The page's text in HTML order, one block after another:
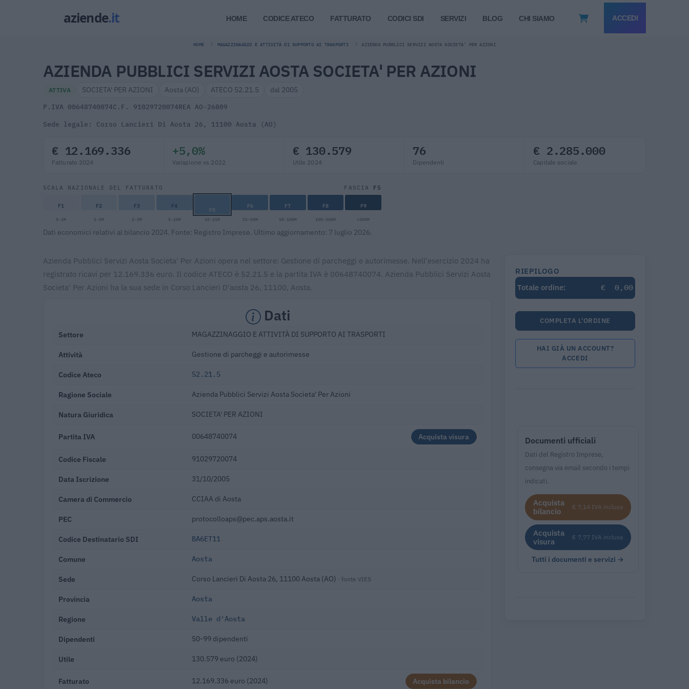
HOME CODICE ATECO FATTURATO CODICI SDI SERVIZI BLOG CHI SIAMO ACCEDI
HOME MAGAZZINAGGIO E ATTIVITÀ DI SUPPORTO AI TRASPORTI AZIENDA PUBBLICI SERVIZI AOSTA SOCIETA' PER AZIONI
AZIENDA PUBBLICI SERVIZI AOSTA SOCIETA' PER AZIONI
ATTIVA SOCIETA' PER AZIONI Aosta (AO) ATECO 52.21.5 dal 2005
P.IVA 00648740074C.F. 91029720074REA AO-26809
Sede legale: Corso Lancieri Di Aosta 26, 11100 Aosta (AO)
€ 12.169.336
Fatturato 2024
+5,0%
Variazione vs 2022
€ 130.579
Utile 2024
76
Dipendenti
€ 2.285.000
Capitale sociale
SCALA NAZIONALE DEL FATTURATO FASCIA F5
F1 F2 F3 F4 F5 F6 F7 F8 F9
0-1M 1-2M 2-5M 5-10M 10-25M 25-50M 50-100M 100-500M >500M
Dati economici relativi al bilancio 2024. Fonte: Registro Imprese. Ultimo aggiornamento: 7 luglio 2026.
Azienda Pubblici Servizi Aosta Societa' Per Azioni opera nel settore: Gestione di parcheggi e autorimesse. Nell'esercizio 2024 ha
registrato ricavi per 12.169.336 euro. Il codice ATECO è 52.21.5 e la partita IVA è 00648740074. Azienda Pubblici Servizi Aosta
Societa' Per Azioni ha la sua sede in Corso Lancieri D'aosta 26, 11100, Aosta.
Dati
Settore MAGAZZINAGGIO E ATTIVITÀ DI SUPPORTO AI TRASPORTI
Attività Gestione di parcheggi e autorimesse
Codice Ateco 52.21.5
Ragione Sociale Azienda Pubblici Servizi Aosta Societa' Per Azioni
Natura Giuridica SOCIETA' PER AZIONI
Partita IVA 00648740074 Acquista visura
Codice Fiscale 91029720074
Data Iscrizione 31/10/2005
Camera di Commercio CCIAA di Aosta
PEC protocolloaps@pec.aps.aosta.it
Codice Destinatario SDI BA6ET11
Comune Aosta
Sede Corso Lancieri Di Aosta 26, 11100 Aosta (AO) · fonte VIES
Provincia Aosta
Regione Valle d'Aosta
Dipendenti 50-99 dipendenti
Utile 130.579 euro (2024)
Fatturato 12.169.336 euro (2024) Acquista bilancio
RIEPILOGO
Totale ordine:
€ 0,00
COMPLETA L'ORDINE
HAI GIÀ UN ACCOUNT?
ACCEDI
Documenti ufficiali
Dati del Registro Imprese,
consegna via email secondo i tempi
indicati.
Acquista
bilancio
€ 7,14 IVA inclusa
Acquista
visura
€ 7,77 IVA inclusa
Tutti i documenti e servizi →